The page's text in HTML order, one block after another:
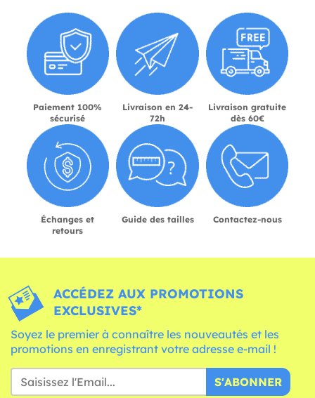
Paiement 100%
sécurisé
Livraison en 24-
72h
Livraison gratuite
dès 60€
Échanges et
retours
Guide des tailles Contactez-nous
ACCÉDEZ AUX PROMOTIONS
EXCLUSIVES*
Soyez le premier à connaître les nouveautés et les
promotions en enregistrant votre adresse e-mail !
S'ABONNER